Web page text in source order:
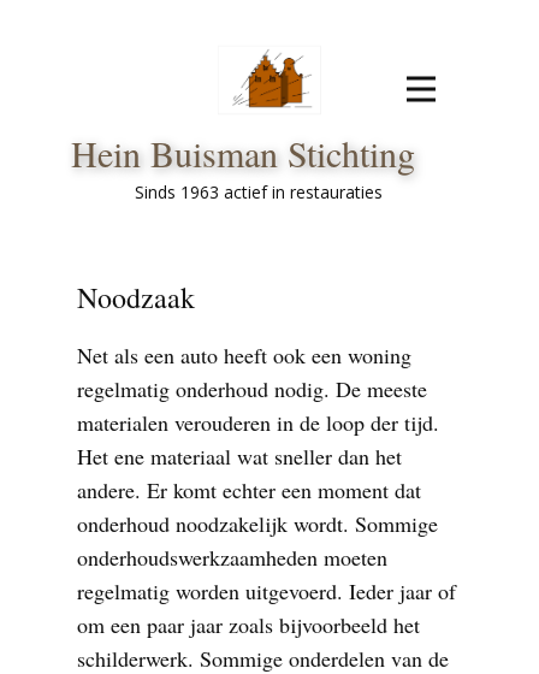
Hein Buisman Stichting
Sinds 1963 actief in restauraties
Noodzaak
Net als een auto heeft ook een woning
regelmatig onderhoud nodig. De meeste
materialen verouderen in de loop der tijd.
Het ene materiaal wat sneller dan het
andere. Er komt echter een moment dat
onderhoud noodzakelijk wordt. Sommige
onderhoudswerkzaamheden moeten
regelmatig worden uitgevoerd. Ieder jaar of
om een paar jaar zoals bijvoorbeeld het
schilderwerk. Sommige onderdelen van de